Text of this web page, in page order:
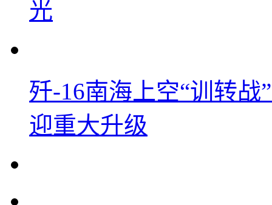
光
歼-16南海上空“训转
迎重大升级